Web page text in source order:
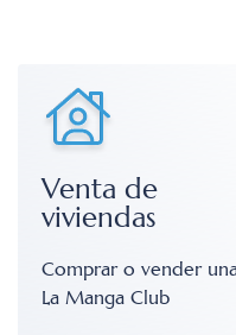
Venta de
viviendas
Comprar o vender
La Manga Club